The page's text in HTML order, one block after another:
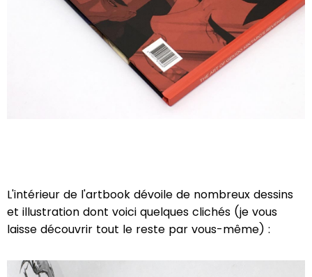
L'intérieur de l'artbook dévoile de nombreux dessins
et illustration dont voici quelques clichés (je vous
laisse découvrir tout le reste par vous-même) :